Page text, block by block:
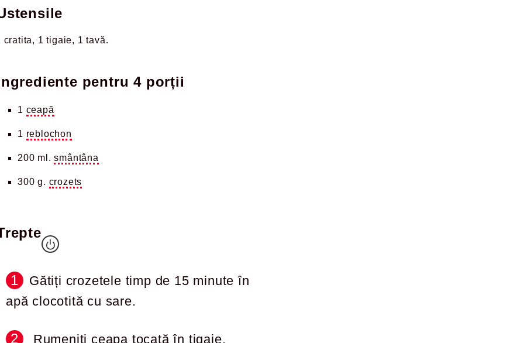
Ustensile
cratita 1 tigaie 1 tavă
Ingrediente pentru4 porții
1 ceapă
1 reblochon
200 ml.smântâna
300 g. crozets
Trepte
Gătiți crozetele timp de 15 minute în
apă clocotită cu sare.
Rumeniți ceapa tocată în tigaie,